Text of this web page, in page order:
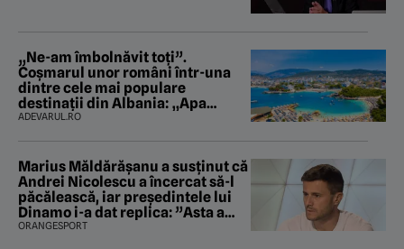
„Ne-am îmbolnăvit toți”.
Coșmarul unor români într-una
dintre cele mai populare
destinații din Albania: „Apa
mirosea a canalizare”
ADEVARUL.RO
Marius Măldărăşanu a susţinut că
Andrei Nicolescu a încercat să-l
păcălească, iar preşedintele lui
Dinamo i-a dat replica: ”Asta a
fost istoria”
ORANGESPORT